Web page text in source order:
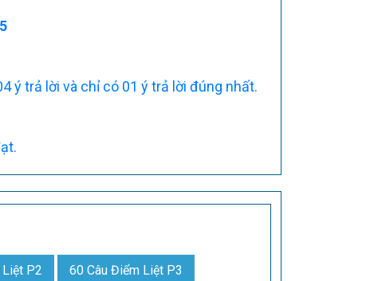
ý trả lời và chỉ có 01 ý trả lời đúng nhất.
P2 60 Câu Điểm Liệt P3